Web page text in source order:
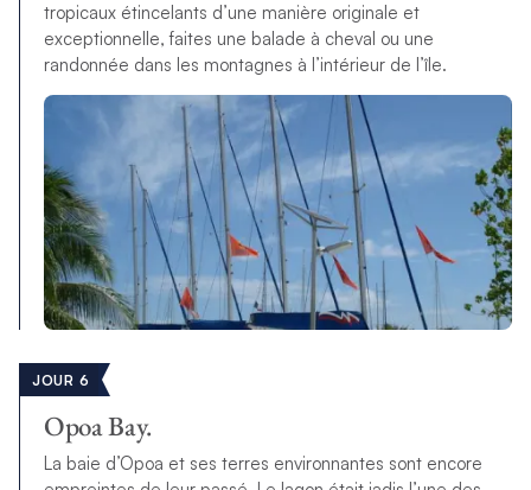
tropicaux étincelants d’une manière originale et
exceptionnelle, faites une balade à cheval ou une
randonnée dans les montagnes à l’intérieur de l’île.
JOUR 6
Opoa Bay.
La baie d’Opoa et ses terres environnantes sont encore